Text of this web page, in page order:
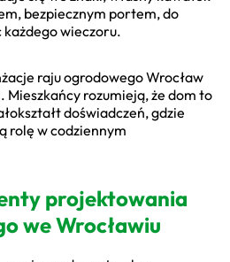
bezpiecznym portem, do
wieczoru.
raju ogrodowego Wrocław
Mieszkańcy rozumieją, że dom to
doświadczeń, gdzie
rolę w codziennym
projektowania
we Wrocławiu